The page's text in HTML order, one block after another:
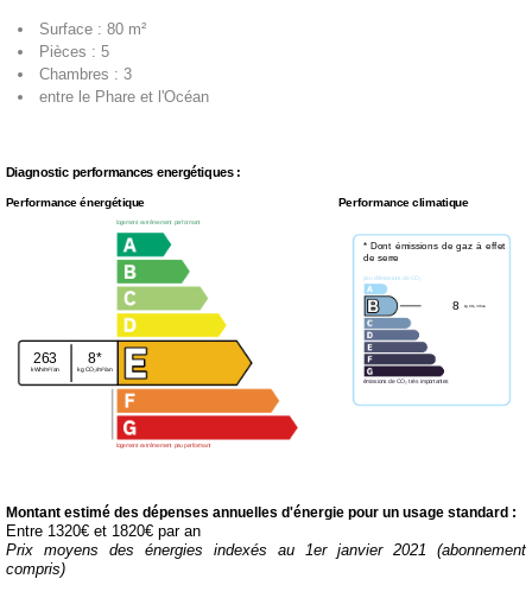
Surface : 80 m²
Pièces : 5
Chambres : 3
entre le Phare et l'Océan
Diagnostic performances energétiques :
Performance énergétique
logement extrêmement performant
263
kWh/m²/an
8*
kg CO₂/m²/an
logement extrêmement peu performant
Performance climatique
* Dont émissions de gaz à effet
de serre
peu d'émissions de CO₂
8 kg CO₂/m²/an
émissions de CO₂ très importantes
Montant estimé des dépenses annuelles d'énergie pour un usage standard :
Entre 1320€ et 1820€ par an
Prix moyens des énergies indexés au 1er janvier 2021 (abonnement
compris)